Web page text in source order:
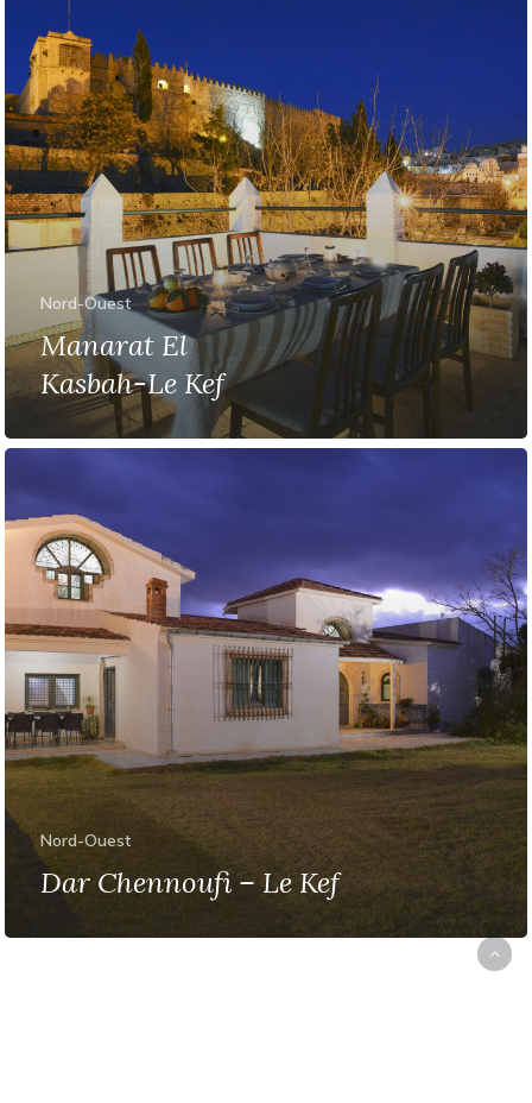
Nord-Ouest
Manarat El
Kasbah-Le Kef
Nord-Ouest
Dar Chennoufi – Le Kef